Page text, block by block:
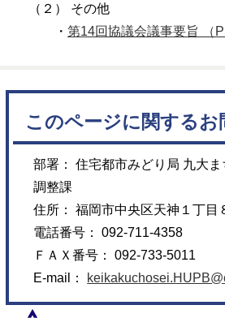
（２） その他
・第14回協議会議事要旨 （
このページに関するお
部署： 住宅都市みどり局 九大
調整課
住所： 福岡市中央区天神１丁目
電話番号： 092-711-4358
ＦＡＸ番号： 092-733-5011
E-mail：